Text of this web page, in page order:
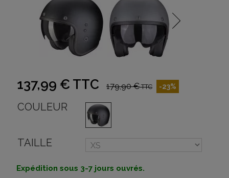
137,99 € TTC 179,90 €TTC -23%
COULEUR
TAILLE
Expédition sous 3-7 jours ouvrés.